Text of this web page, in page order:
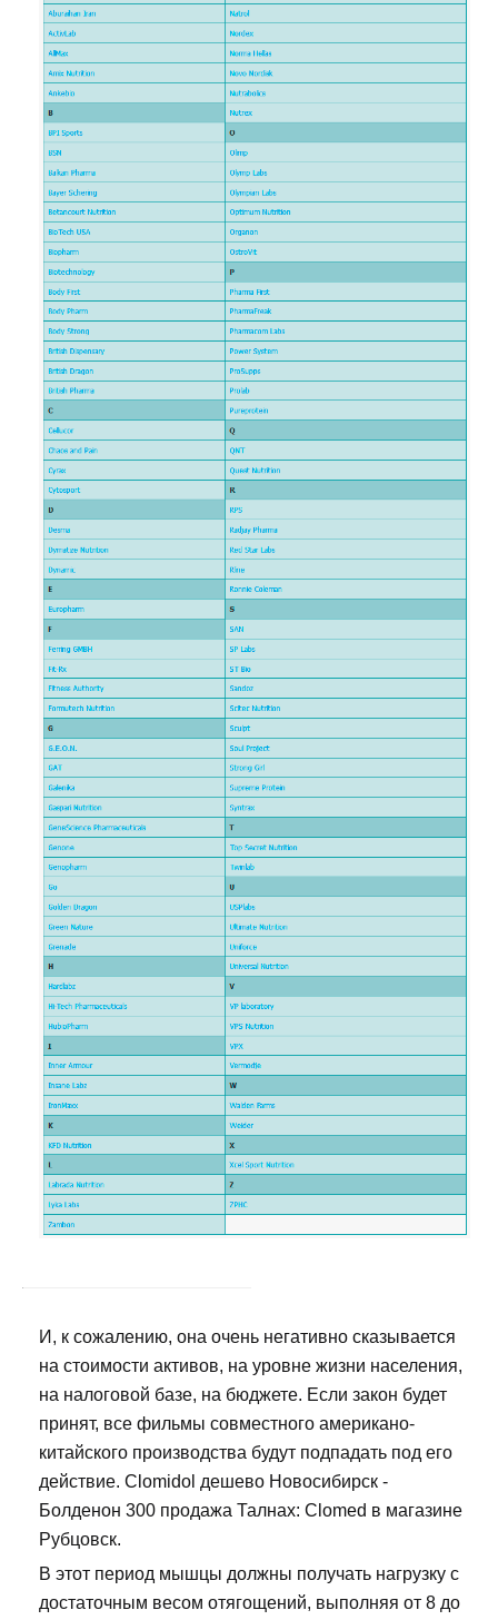
И, к сожалению, она очень негативно сказывается
на стоимости активов, на уровне жизни населения,
на налоговой базе, на бюджете. Если закон будет
принят, все фильмы совместного американо-
китайского производства будут подпадать под его
действие. Clomidol дешево Новосибирск -
Болденон 300 продажа Талнах: Clomed в магазине
Рубцовск.
В этот период мышцы должны получать нагрузку с
достаточным весом отягощений, выполняя от 8 до